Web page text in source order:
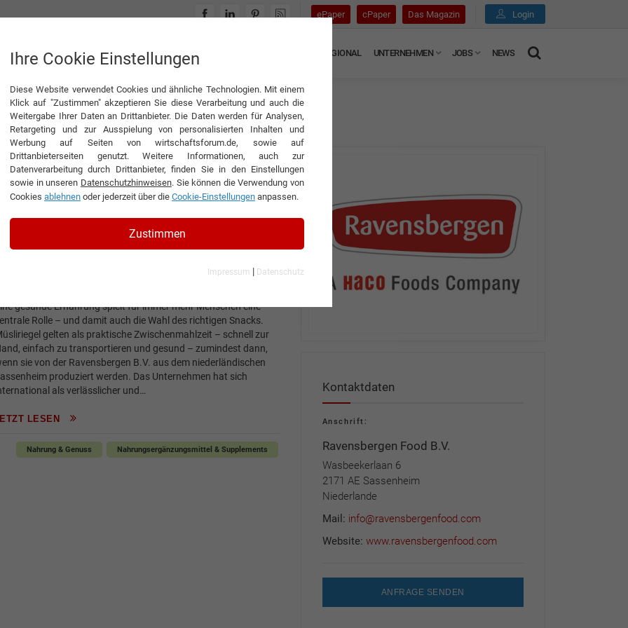
ePaper cPaper Das Magazin Login
INTERVIEWS REGIONAL UNTERNEHMEN JOBS NEWS
Food B.V.
Interview
Interview mit Christophe Thys, Geschäftsführer und Nieco de Wit,
gesunde Ernährung spielt für immer mehr Menschen eine
Rolle – und damit auch die Wahl des richtigen Snacks.
gelten als praktische Zwischenmahlzeit – schnell zur
einfach zu transportieren und gesund – zumindest dann,
sie von der Ravensbergen B.V. aus dem niederländischen
produziert werden. Das Unternehmen hat sich
als verlässlicher und…
LESEN
Nahrung & Genuss Nahrungsergänzungsmittel & Supplements
Kontaktdaten
Anschrift:
Ravensbergen Food B.V.
Wasbeekerlaan 6
2171 AE Sassenheim
Niederlande
Mail: info@ravensbergenfood.com
Website: www.ravensbergenfood.com
ANFRAGE SENDEN
Ihre Cookie Einstellungen
Diese Website verwendet Cookies und ähnliche Technologien. Mit einem
Klick auf "Zustimmen" akzeptieren Sie diese Verarbeitung und auch die
Weitergabe Ihrer Daten an Drittanbieter. Die Daten werden für Analysen,
Retargeting und zur Ausspielung von personalisierten Inhalten und
Werbung auf Seiten von wirtschaftsforum.de, sowie auf
Drittanbieterseiten genutzt. Weitere Informationen, auch zur
Datenverarbeitung durch Drittanbieter, finden Sie in den Einstellungen
sowie in unseren Datenschutzhinweisen. Sie können die Verwendung von
Cookies ablehnen oder jederzeit über die Cookie-Einstellungen anpassen.
Zustimmen
Impressum | Datenschutz